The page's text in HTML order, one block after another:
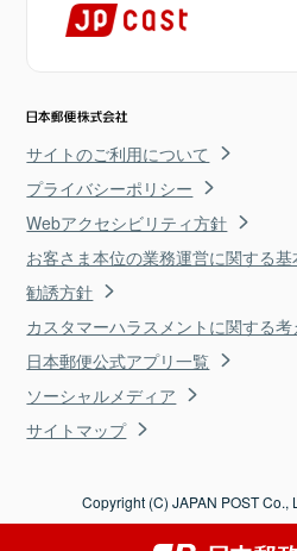
サイトのご利用について
プライバシーポリシー
Webアクセシビリティ方針
お客さま本位の業務運営に関する
勧誘方針
カスタマーハラスメントに関する考
日本郵便公式アプリ一覧
ソーシャルメディア
サイトマップ
Copyright (C) JAPAN POST Co.,